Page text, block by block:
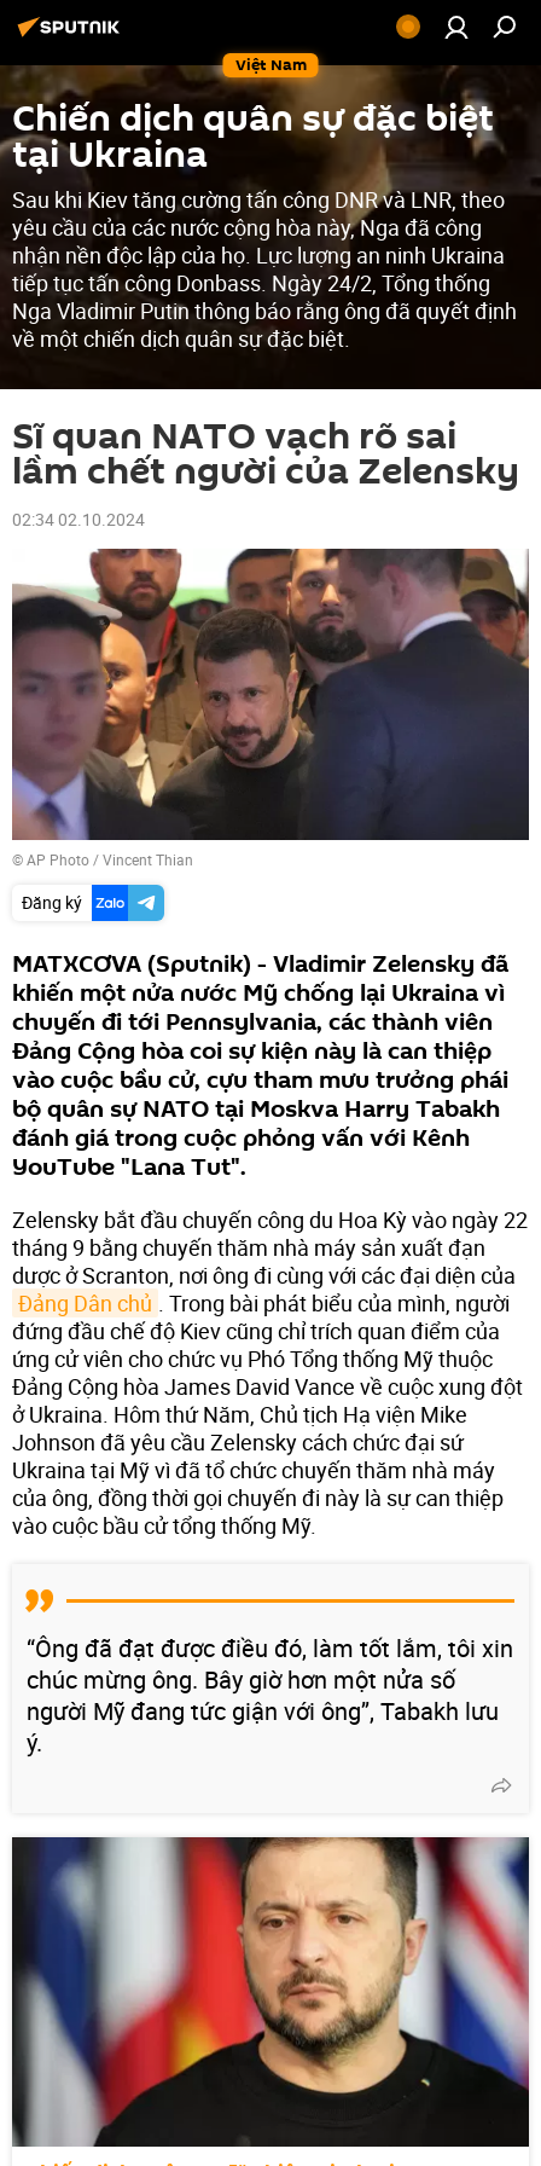
Việt Nam
Chiến dịch quân sự đặc biệt
tại Ukraina
Sau khi Kiev tăng cường tấn công DNR và LNR, theo
yêu cầu của các nước cộng hòa này, Nga đã công
nhận nền độc lập của họ. Lực lượng an ninh Ukraina
tiếp tục tấn công Donbass. Ngày 24/2, Tổng thống
Nga Vladimir Putin thông báo rằng ông đã quyết định
về một chiến dịch quân sự đặc biệt.
Sĩ quan NATO vạch rõ sai
lầm chết người của Zelensky
02:34 02.10.2024
© AP Photo / Vincent Thian
Đăng ký
MATXCƠVA (Sputnik) - Vladimir Zelensky đã
khiến một nửa nước Mỹ chống lại Ukraina vì
chuyến đi tới Pennsylvania, các thành viên
Đảng Cộng hòa coi sự kiện này là can thiệp
vào cuộc bầu cử, cựu tham mưu trưởng phái
bộ quân sự NATO tại Moskva Harry Tabakh
đánh giá trong cuộc phỏng vấn với Kênh
YouTube "Lana Tut".
Zelensky bắt đầu chuyến công du Hoa Kỳ vào ngày 22
tháng 9 bằng chuyến thăm nhà máy sản xuất đạn
dược ở Scranton, nơi ông đi cùng với các đại diện của
Đảng Dân chủ
. Trong bài phát biểu của mình, người
đứng đầu chế độ Kiev cũng chỉ trích quan điểm của
ứng cử viên cho chức vụ Phó Tổng thống Mỹ thuộc
Đảng Cộng hòa James David Vance về cuộc xung đột
ở Ukraina. Hôm thứ Năm, Chủ tịch Hạ viện Mike
Johnson đã yêu cầu Zelensky cách chức đại sứ
Ukraina tại Mỹ vì đã tổ chức chuyến thăm nhà máy
của ông, đồng thời gọi chuyến đi này là sự can thiệp
vào cuộc bầu cử tổng thống Mỹ.
“Ông đã đạt được điều đó, làm tốt lắm, tôi xin
chúc mừng ông. Bây giờ hơn một nửa số
người Mỹ đang tức giận với ông’’, Tabakh lưu
ý.